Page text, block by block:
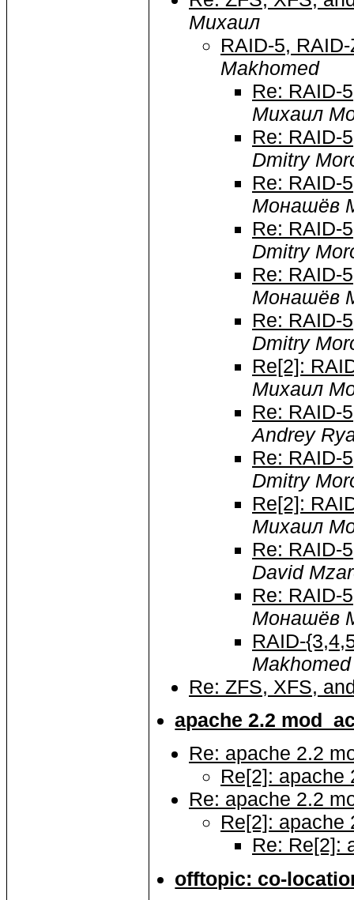
Михаил
RAID-5,
Makhomed
Re: RAID-
Михаил
Re: RAID-
Dmitry
Re: RAID-
Монашёв
Re: RAID-
Dmitry
Re: RAID-
Монашёв
Re: RAID-
Dmitry
Re[2]:
Михаил
Re: RAID-
Andrey
Re: RAID-
Dmitry
Re[2]:
Михаил
Re: RAID-
David
Re: RAID-
Монашёв
RAID-
Makhomed
Re: ZFS, XFS,
apache 2.2
Re: apache 2.2
Re[2]: apache
Re: apache 2.2
Re[2]: apache
Re: Re[2]:
offtopic: co-